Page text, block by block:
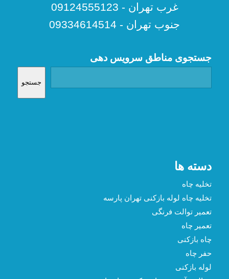
غرب تهران - 09124555123
جنوب تهران - 09334614514
جستجوی مناطق سرویس دهی
جستجو
دسته ها
تخلیه چاه
تخلیه چاه لوله بازکنی تهران پارسه
تعمیر توالت فرنگی
تعمیر چاه
چاه بازکنی
حفر چاه
لوله بازکنی